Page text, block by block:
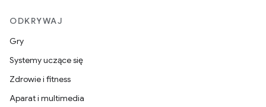
ODKRYWAJ
Gry
Systemy uczące się
Zdrowie i fitness
Aparat i multimedia